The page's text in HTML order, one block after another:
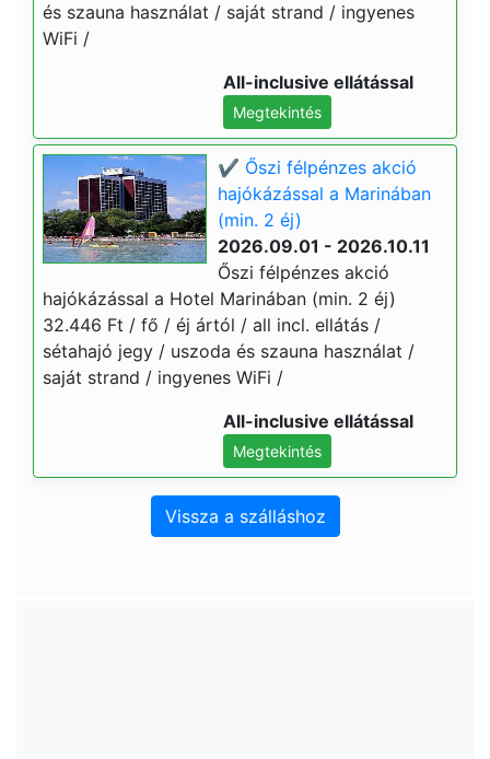
és szauna használat / saját strand / ingyenes
WiFi /
All-inclusive ellátással
Megtekintés
✔️ Őszi félpénzes akció
hajókázással a Marinában
(min. 2 éj)
2026.09.01 - 2026.10.11
Őszi félpénzes akció
hajókázással a Hotel Marinában (min. 2 éj)
32.446 Ft / fő / éj ártól / all incl. ellátás /
sétahajó jegy / uszoda és szauna használat /
saját strand / ingyenes WiFi /
All-inclusive ellátással
Megtekintés
Vissza a szálláshoz